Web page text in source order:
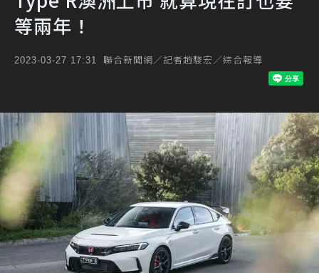
等兩年！
2023-03-27 17:31 聯合新聞網／記者趙駿宏／綜合報導